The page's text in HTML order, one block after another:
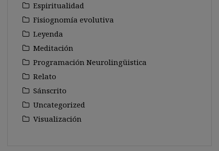
Espiritualidad
Fisiognomía evolutiva
Leyenda
Meditación
Programación Neurolingüistica
Relato
Sánscrito
Uncategorized
Visualización